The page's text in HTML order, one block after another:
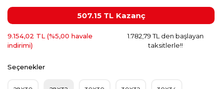
507.15 TL Kazanç
9.154,02 TL (%5,00 havale
indirimi)
1.782,79 TL den başlayan
taksitlerle!!
Seçenekler